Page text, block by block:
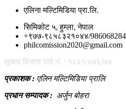
एलिना मल्टिमिडिया प्रा.लि.
सिमिकोट ५, हुम्ला, नेपाल
+९७७-९८५८३२१०४४/
philcomission2020@gmail.com
सूचना विभागा दर्ता नं. : १८६१/०७६/७७
प्रकाशक : एलिन मल्टिमिडिया प्रालि
प्रधान सम्पादक : अर्जुन बोहरा